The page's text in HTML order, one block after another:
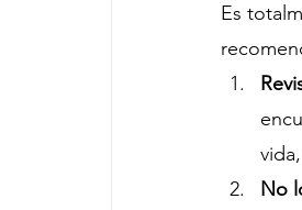
Es
No